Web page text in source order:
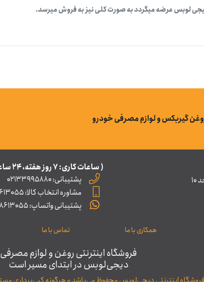
لوبس عرضه میگردد به صورت کلی نیز به فروش میرسد.
گیربکس و لوازم مصرفی خودرو
( ساعات کاری: ۷ روز ﻫﻔﺘﻪ، ۲۴ ﺳﺎﻋﺘﻪ )
پشتیبانی: 02133995880
مشاوره انتخاب کالا: 09938613055
پشتیبانی واتساپ: 09938613055
همکاری با ما تماس با ما
فروشگاه اینترنتی روغن و لوازم مصرفی
دیجی‌لوبس در ابتدای مسیر است